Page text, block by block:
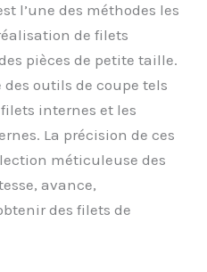
l’une des méthodes les
de filets
pièces de petite taille.
outils de coupe tels
internes et les
La précision de ces
méticuleuse des
avance,
des filets de